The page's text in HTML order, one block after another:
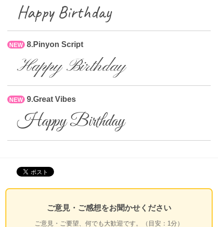
Happy Birthday
NEW 8.Pinyon Script
Happy Birthday
NEW 9.Great Vibes
Happy Birthday
ご意見・ご感想をお聞かせください
ご意見・ご要望、何でも大歓迎です。（目安：1分）